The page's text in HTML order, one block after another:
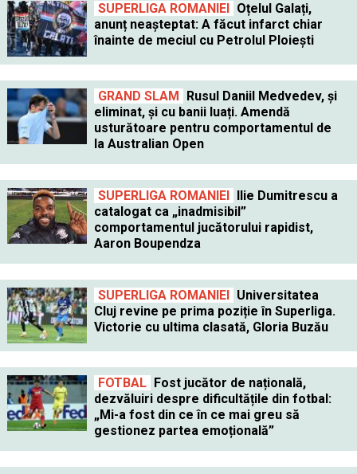
SUPERLIGA ROMANIEI Oțelul Galați,
anunț neașteptat: A făcut infarct chiar
înainte de meciul cu Petrolul Ploiești
GRAND SLAM Rusul Daniil Medvedev, și
eliminat, și cu banii luați. Amendă
usturătoare pentru comportamentul de
la Australian Open
SUPERLIGA ROMANIEI Ilie Dumitrescu a
catalogat ca „inadmisibil”
comportamentul jucătorului rapidist,
Aaron Boupendza
SUPERLIGA ROMANIEI Universitatea
Cluj revine pe prima poziție în Superliga.
Victorie cu ultima clasată, Gloria Buzău
FOTBAL Fost jucător de națională,
dezvăluiri despre dificultățile din fotbal:
„Mi-a fost din ce în ce mai greu să
gestionez partea emoțională”